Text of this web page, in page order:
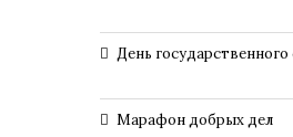
День
Марафон добрых дел